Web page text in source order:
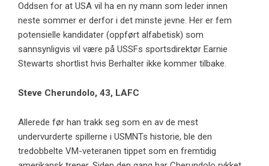
Oddsen for at USA vil ha en ny mann som leder innen
neste sommer er derfor i det minste jevne. Her er fem
potensielle kandidater (oppført alfabetisk) som
sannsynligvis vil være på USSFs sportsdirektør Earnie
Stewarts shortlist hvis Berhalter ikke kommer tilbake.
Steve Cherundolo, 43, LAFC
Allerede før han trakk seg som en av de mest
undervurderte spillerne i USMNTs historie, ble den
tredobbelte VM-veteranen tippet som en fremtidig